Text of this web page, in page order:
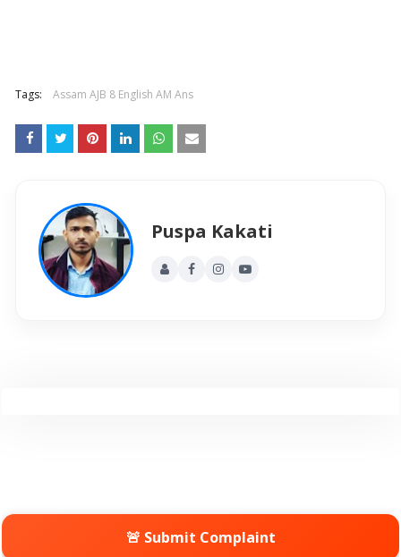
Tags: Assam AJB 8 English AM Ans
Puspa Kakati
🚨 Submit Complaint